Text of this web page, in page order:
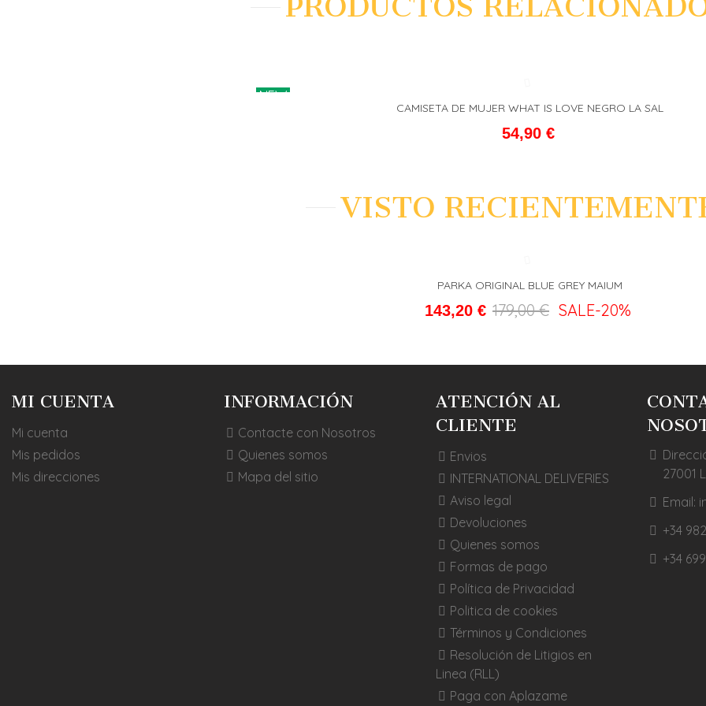
NEW
AÑADIR AL CARRITO FAVORITO
CAMISETA DE MUJER WHAT IS LOVE NEGRO LA SAL
54,90 €
VISTO
FAVORITO
PARKA ORIGINAL BLUE GREY MAIUM
143,20 € 179,00 € SALE-20%
MI CUENTA
Mi cuenta
Mis pedidos
Mis direcciones
INFORMACIÓN
Contacte con Nosotros
Quienes somos
Mapa del sitio
ATENCIÓN AL
CLIENTE
Envios
INTERNATIONAL DELIVERIES
Aviso legal
Devoluciones
Quienes somos
Formas de pago
Política de Privacidad
Politica de cookies
Términos y Condiciones
Resolución de Litigios en
Linea (RLL)
Paga con Aplazame
27001
Email:
+34
+34